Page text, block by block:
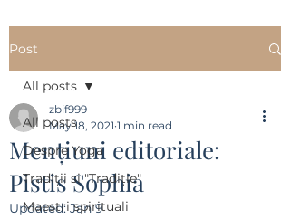
Post
All posts
Despre Yoga
Tradiții si "Tradiție"
Maestri spirituali
All posts
Mențiuni editoriale:
Pistis Sophia
zbif999
May 18, 2021 1 min read
Updated:Jan 9